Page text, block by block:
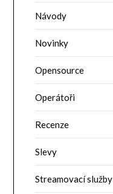
Návody
Novinky
Opensource
Operátoři
Recenze
Slevy
Streamovací služby